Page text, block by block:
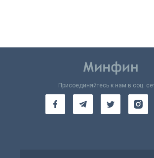
Присоединяйтесь к нам в соц.